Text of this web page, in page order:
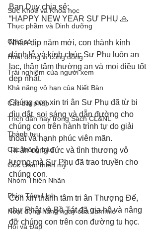
Sức Khoẻ và Khoa học
Thực phầm và Dinh dưỡng
Chia sẻ
Hoạt động vì cộng đồng
Trải nghiệm của người xem
Khả năng vô hạn của Niết Bàn
Các bài pháp
Trích dẫn hay trong Sách CL&NL
Thành tựu
Các thông báo
Góc chân thiện mỹ
Nhóm Thiên Nhãn
Phim Tâm Linh
Hoạt động hằng ngày của Tammie
Hỏi và Đáp
Bạn Duy chia sẻ:
“HAPPY NEW YEAR SƯ PHỤ 🙏
Nhân dịp năm mới, con thành kính
đảnh lễ và kính chúc Sư Phụ luôn an
lạc, thân tâm thường an và mọi điều tốt
đẹp nhất.
Chúng con xin tri ân Sư Phụ đã từ bi
dìu dắt, soi sáng và dẫn đường cho
chúng con trên hành trình tự do giải
thoát và hạnh phúc viên mãn.
Tri ân công đức và tình thương vô
lượng mà Sư Phụ đã trao truyền cho
chúng con.
Con xin thành tâm tri ân Thượng Đế,
chư Phật và Bồ Tát đã gia hộ và nâng
đỡ chúng con trên con đường tu học.